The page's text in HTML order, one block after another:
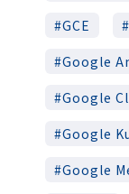
GCE
Google
Google
Google
Google